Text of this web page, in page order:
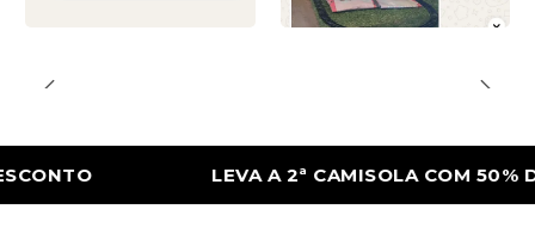
LEVA A 2ª CAMISOLA COM 50% DE